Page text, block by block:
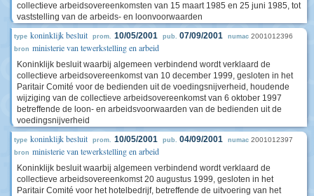
collectieve arbeidsovereenkomsten van 15 maart 1985 en 25 juni 1985, tot
vaststelling van de arbeids- en loonvoorwaarden
type koninklijk besluit prom. 10/05/2001 pub. 07/09/2001 numac 2001012396
bron ministerie van tewerkstelling en arbeid
Koninklijk besluit waarbij algemeen verbindend wordt verklaard de
collectieve arbeidsovereenkomst van 10 december 1999, gesloten in het
Paritair Comité voor de bedienden uit de voedingsnijverheid, houdende
wijziging van de collectieve arbeidsovereenkomst van 6 oktober 1997
betreffende de loon- en arbeidsvoorwaarden van de bedienden uit de
voedingsnijverheid
type koninklijk besluit prom. 10/05/2001 pub. 04/09/2001 numac 2001012397
bron ministerie van tewerkstelling en arbeid
Koninklijk besluit waarbij algemeen verbindend wordt verklaard de
collectieve arbeidsovereenkomst 20 augustus 1999, gesloten in het
Paritair Comité voor het hotelbedrijf, betreffende de uitvoering van het